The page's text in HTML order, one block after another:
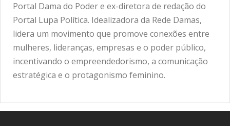
Portal Dama do Poder e ex-diretora de redação do
Portal Lupa Política. Idealizadora da Rede Damas,
lidera um movimento que promove conexões entre
mulheres, lideranças, empresas e o poder público,
incentivando o empreendedorismo, a comunicação
estratégica e o protagonismo feminino.